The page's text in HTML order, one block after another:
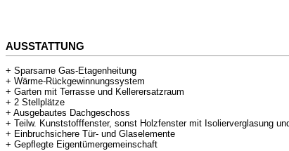
AUSSTATTUNG
+ Sparsame Gas-Etagenheitung
+ Wärme-Rückgewinnungssystem
+ Garten mit Terrasse und Kellerersatzraum
+ 2 Stellplätze
+ Ausgebautes Dachgeschoss
+ Teilw. Kunststofffenster, sonst Holzfenster mit Isolierverglasung
+ Einbruchsichere Tür- und Glaselemente
+ Gepflegte Eigentümergemeinschaft